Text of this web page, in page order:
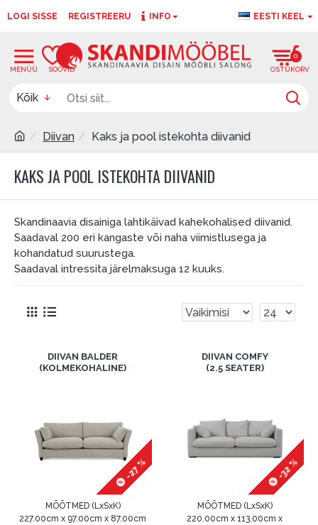
LOGI SISSE REGISTREERU INFO EESTI KEEL
0
Kõik
Diivan Kaks ja pool istekohta diivanid
KAKS JA POOL ISTEKOHTA DIIVANID
Skandinaavia disainiga lahtikäivad kahekohalised diivanid.
Saadaval 200 eri kangaste või naha viimistlusega ja
kohandatud suurustega.
Saadaval intressita järelmaksuga 12 kuuks.
DIIVAN BALDER
(KOLMEKOHALINE)
-27 %
MÕÕTMED (LxSxK)
227.00cm x 97.00cm x 87.00cm
DIIVAN COMFY
(2.5 SEATER)
-32 %
MÕÕTMED (LxSxK)
220.00cm x 113.00cm x